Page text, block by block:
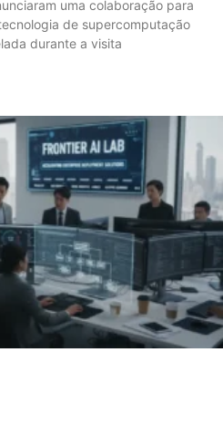
uma colaboração para
de supercomputação
durante a visita